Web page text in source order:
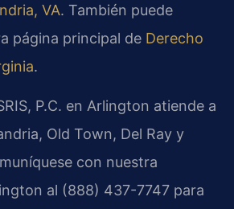
VA. También puede
página principal de Derecho
.
P.C. en Arlington atiende a
Old Town, Del Ray y
con nuestra
al (888) 437-7747 para